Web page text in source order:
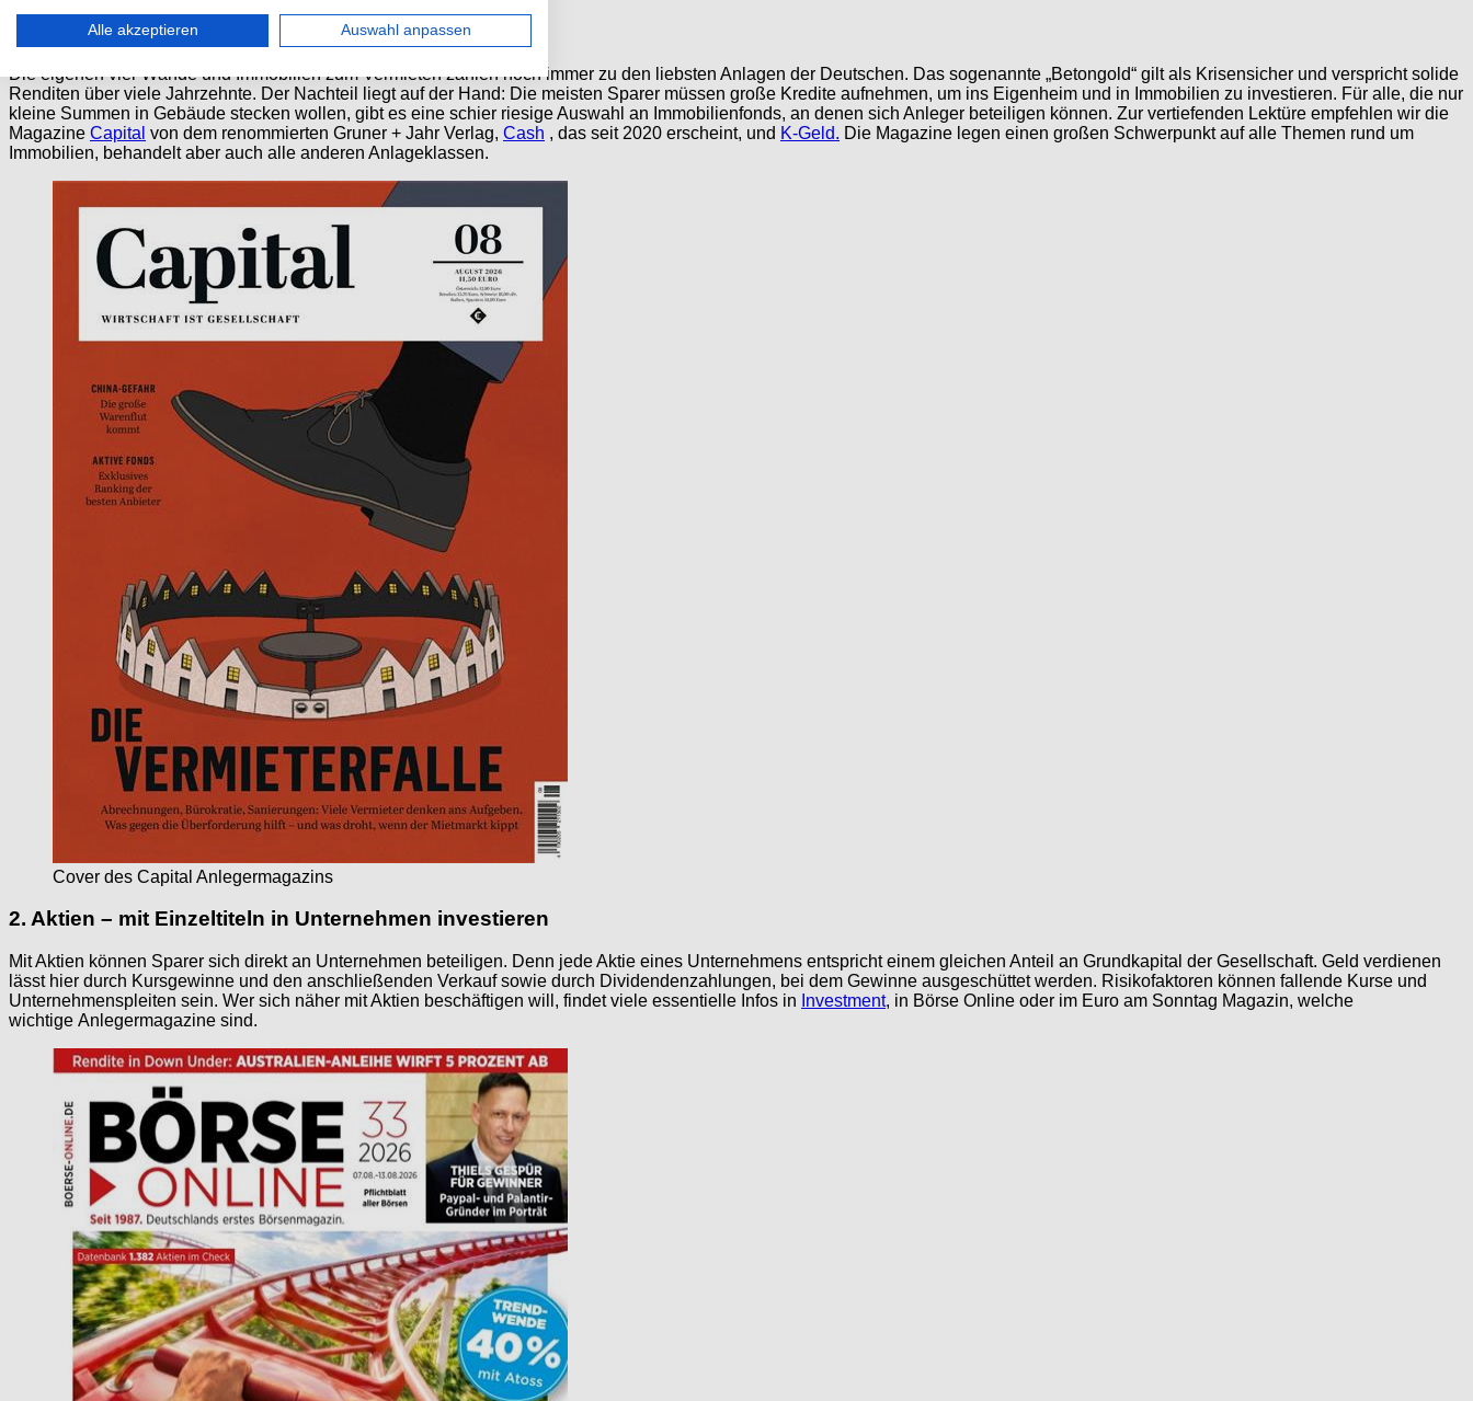
1. Immobilien – “Betongold” für die Geldanlage
Die eigenen vier Wände und Immobilien zum Vermieten zählen noch immer zu den liebsten Anlagen der Deutschen. Das sogenannte „Betongold“ gilt als Krisensicher und verspricht solide
Renditen über viele Jahrzehnte. Der Nachteil liegt auf der Hand: Die meisten Sparer müssen große Kredite aufnehmen, um ins Eigenheim und in Immobilien zu investieren. Für alle, die nur
kleine Summen in Gebäude stecken wollen, gibt es eine schier riesige Auswahl an Immobilienfonds, an denen sich Anleger beteiligen können. Zur vertiefenden Lektüre empfehlen wir die
Magazine Capital von dem renommierten Gruner + Jahr Verlag, Cash , das seit 2020 erscheint, und K-Geld. Die Magazine legen einen großen Schwerpunkt auf alle Themen rund um
Immobilien, behandelt aber auch alle anderen Anlageklassen.
Cover des Capital Anlegermagazins
2. Aktien – mit Einzeltiteln in Unternehmen investieren
Mit Aktien können Sparer sich direkt an Unternehmen beteiligen. Denn jede Aktie eines Unternehmens entspricht einem gleichen Anteil an Grundkapital der Gesellschaft. Geld verdienen
lässt hier durch Kursgewinne und den anschließenden Verkauf sowie durch Dividendenzahlungen, bei dem Gewinne ausgeschüttet werden. Risikofaktoren können fallende Kurse und
Unternehmenspleiten sein. Wer sich näher mit Aktien beschäftigen will, findet viele essentielle Infos in Investment, in Börse Online oder im Euro am Sonntag Magazin, welche
wichtige Anlegermagazine sind.
Alle akzeptieren Auswahl anpassen